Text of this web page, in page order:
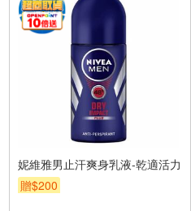
妮維雅男止汗爽身乳液-乾適活力
贈$200